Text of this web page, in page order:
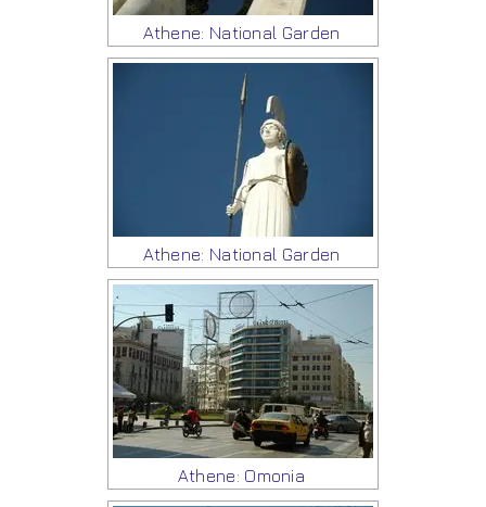
Athene: National Garden
Athene: National Garden
Athene: Omonia